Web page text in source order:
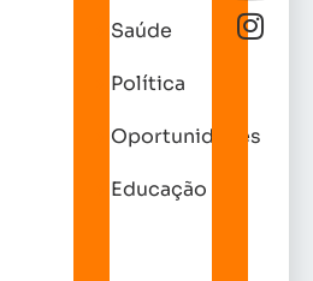
Saúde
Política
Oportunidades
Educação